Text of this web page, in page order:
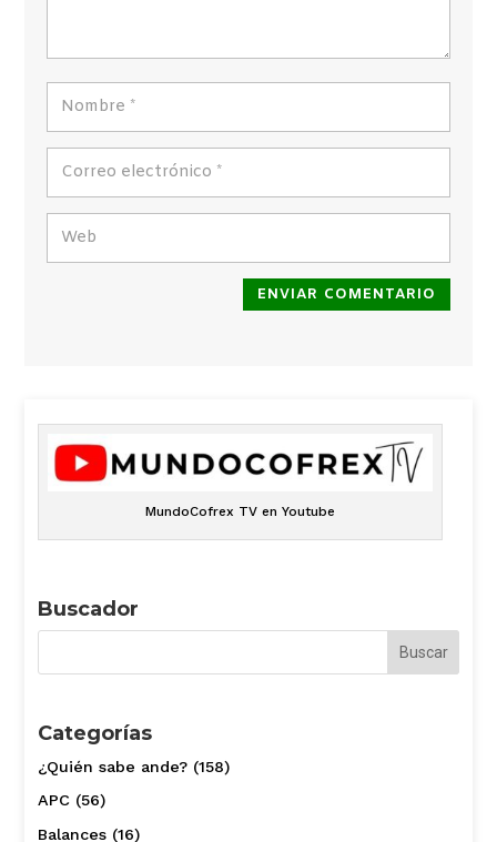
ENVIAR COMENTARIO
MundoCofrex TV en Youtube
Buscador
Categorías
¿Quién sabe ande?(158)
APC(56)
Balances(16)